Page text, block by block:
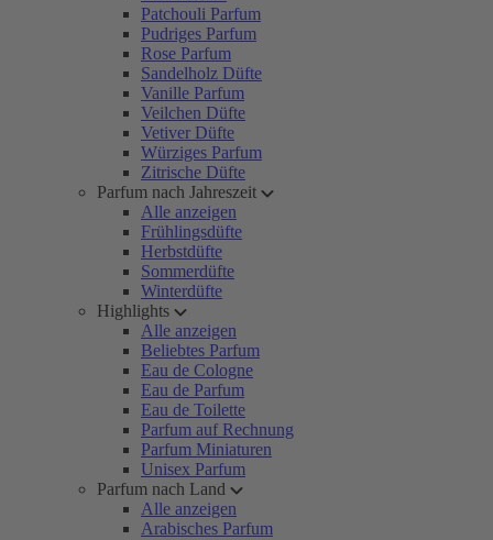
Patchouli Parfum
Pudriges Parfum
Rose Parfum
Sandelholz Düfte
Vanille Parfum
Veilchen Düfte
Vetiver Düfte
Würziges Parfum
Zitrische Düfte
Parfum nach Jahreszeit
Alle anzeigen
Frühlingsdüfte
Herbstdüfte
Sommerdüfte
Winterdüfte
Highlights
Alle anzeigen
Beliebtes Parfum
Eau de Cologne
Eau de Parfum
Eau de Toilette
Parfum auf Rechnung
Parfum Miniaturen
Unisex Parfum
Parfum nach Land
Alle anzeigen
Arabisches Parfum